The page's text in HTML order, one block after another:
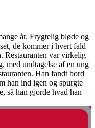
år. Frygtelig bløde og
de kommer i hvert fald
Restauranten var virkelig
med undtagelse af en ung
Han fandt bord
han ind igen og spurgte
så han gjorde hvad han